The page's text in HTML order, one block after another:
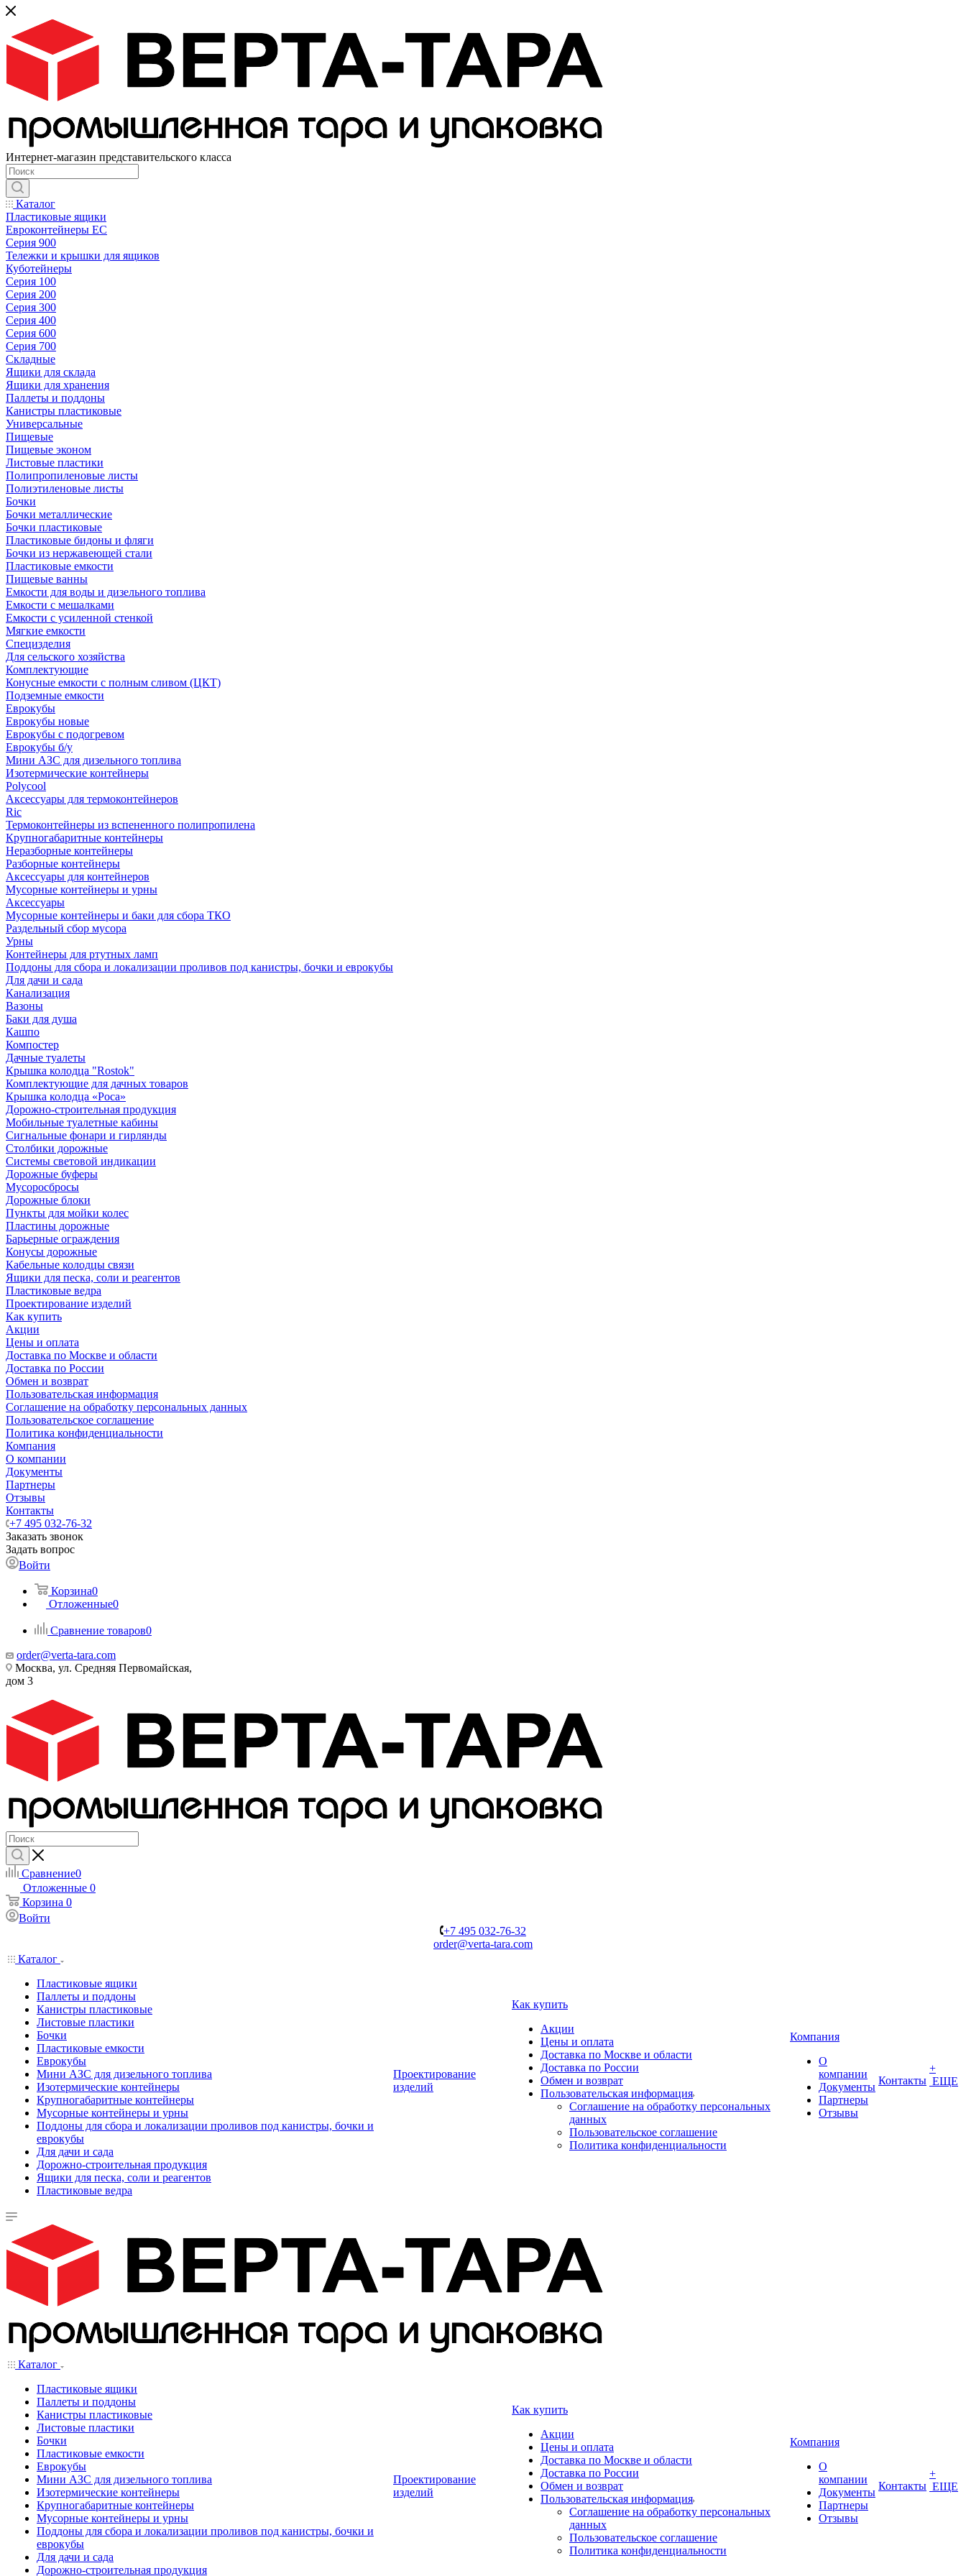
Интернет-магазин представительского класса
Каталог
Пластиковые ящики
Евроконтейнеры ЕС
Серия 900
Тележки и крышки для ящиков
Куботейнеры
Серия 100
Серия 200
Серия 300
Серия 400
Серия 600
Серия 700
Складные
Ящики для склада
Ящики для хранения
Паллеты и поддоны
Канистры пластиковые
Универсальные
Пищевые
Пищевые эконом
Листовые пластики
Полипропиленовые листы
Полиэтиленовые листы
Бочки
Бочки металлические
Бочки пластиковые
Пластиковые бидоны и фляги
Бочки из нержавеющей стали
Пластиковые емкости
Пищевые ванны
Емкости для воды и дизельного топлива
Емкости с мешалками
Емкости с усиленной стенкой
Мягкие емкости
Специзделия
Для сельского хозяйства
Комплектующие
Конусные емкости с полным сливом (ЦКТ)
Подземные емкости
Еврокубы
Еврокубы новые
Еврокубы с подогревом
Еврокубы б/у
Мини АЗС для дизельного топлива
Изотермические контейнеры
Polycool
Аксессуары для термоконтейнеров
Ric
Термоконтейнеры из вспененного полипропилена
Крупногабаритные контейнеры
Неразборные контейнеры
Разборные контейнеры
Аксессуары для контейнеров
Мусорные контейнеры и урны
Аксессуары
Мусорные контейнеры и баки для сбора ТКО
Раздельный сбор мусора
Урны
Контейнеры для ртутных ламп
Поддоны для сбора и локализации проливов под канистры, бочки и еврокубы
Для дачи и сада
Канализация
Вазоны
Баки для душа
Кашпо
Компостер
Дачные туалеты
Крышка колодца "Rostok"
Комплектующие для дачных товаров
Крышка колодца «Роса»
Дорожно-строительная продукция
Мобильные туалетные кабины
Сигнальные фонари и гирлянды
Столбики дорожные
Системы световой индикации
Дорожные буферы
Мусоросбросы
Дорожные блоки
Пункты для мойки колес
Пластины дорожные
Барьерные ограждения
Конусы дорожные
Кабельные колодцы связи
Ящики для песка, соли и реагентов
Пластиковые ведра
Проектирование изделий
Как купить
Акции
Цены и оплата
Доставка по Москве и области
Доставка по России
Обмен и возврат
Пользовательская информация
Соглашение на обработку персональных данных
Пользовательское соглашение
Политика конфиденциальности
Компания
О компании
Документы
Партнеры
Отзывы
Контакты
+7 495 032-76-32
Заказать звонок
Задать вопрос
Войти
Корзина0
Отложенные0
Сравнение товаров0
order@verta-tara.com
Москва, ул. Средняя Первомайская,
дом 3
Сравнение0
Отложенные 0
Корзина 0
Войти
+7 495 032-76-32
order@verta-tara.com
Каталог
Пластиковые ящики
Паллеты и поддоны
Канистры пластиковые
Листовые пластики
Бочки
Пластиковые емкости
Еврокубы
Мини АЗС для дизельного топлива
Изотермические контейнеры
Крупногабаритные контейнеры
Мусорные контейнеры и урны
Поддоны для сбора и локализации проливов под канистры, бочки и
еврокубы
Для дачи и сада
Дорожно-строительная продукция
Ящики для песка, соли и реагентов
Пластиковые ведра
Проектирование
изделий
Как купить
Акции
Цены и оплата
Доставка по Москве и области
Доставка по России
Обмен и возврат
Пользовательская информация
Соглашение на обработку персональных
данных
Пользовательское соглашение
Политика конфиденциальности
Компания
О
компании
Документы
Партнеры
Отзывы
Контакты
+
ЕЩЕ
Каталог
Пластиковые ящики
Паллеты и поддоны
Канистры пластиковые
Листовые пластики
Бочки
Пластиковые емкости
Еврокубы
Мини АЗС для дизельного топлива
Изотермические контейнеры
Крупногабаритные контейнеры
Мусорные контейнеры и урны
Поддоны для сбора и локализации проливов под канистры, бочки и
еврокубы
Для дачи и сада
Дорожно-строительная продукция
Проектирование
изделий
Как купить
Акции
Цены и оплата
Доставка по Москве и области
Доставка по России
Обмен и возврат
Пользовательская информация
Соглашение на обработку персональных
данных
Пользовательское соглашение
Политика конфиденциальности
Компания
О
компании
Документы
Партнеры
Отзывы
Контакты
+
ЕЩЕ